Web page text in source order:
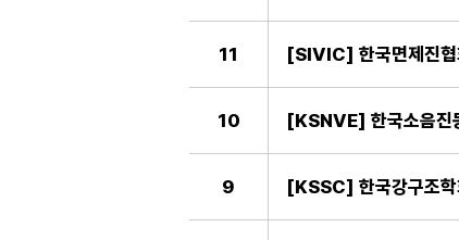
11 [SIVIC] 한국면제진협
10 [KSNVE] 한국소음진
9 [KSSC] 한국강구조